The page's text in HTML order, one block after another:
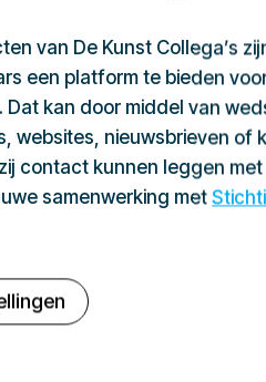
van De Kunst Collega’s
een platform te bieden
Dat kan door middel van
websites, nieuwsbrieven of
contact kunnen leggen
samenwerking met